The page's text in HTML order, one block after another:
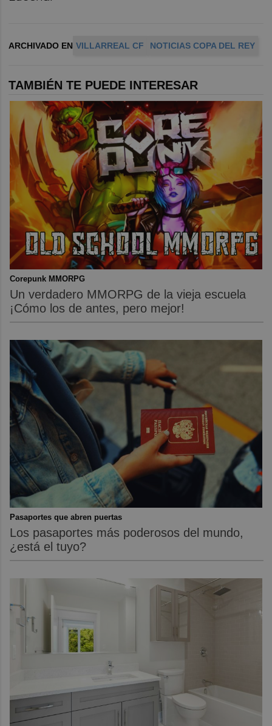
ARCHIVADO EN VILLARREAL CF NOTICIAS COPA DEL REY
TAMBIÉN TE PUEDE INTERESAR
Corepunk MMORPG
Un verdadero MMORPG de la vieja escuela
¡Cómo los de antes, pero mejor!
Pasaportes que abren puertas
Los pasaportes más poderosos del mundo,
¿está el tuyo?